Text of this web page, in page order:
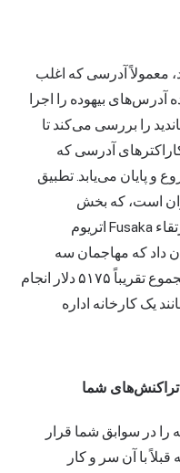
معمولاً آدرسی که اغلب
آدرس‌های بیهوده را اجرا
را بررسی می‌کند تا
آدرسی که
و پایان می‌یابد. تطبیق
است، که بخش
ناخوشایند ماجرا است: پس از اینکه ارتقاء Fusaka اتریوم
داد که مهاجمان سه
میلیون انتقال داست را با قیمتی در مجموع تقریباً ۵۱۷۵ دلار انجام
یک کارخانه اداره
در سوابق شما قرار
با آن سر و کار